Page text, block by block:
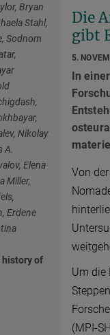
Die
gibt
5.
In
Von
Um die
(MPI-
Bryan
Stahl,
Sodnom
Nikolay
A.
Elena
Miller,
Erdene
history of